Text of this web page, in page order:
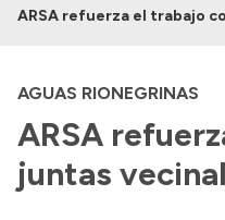
Alumnos
Docentes y
ARSA refuerza el trabajo
AGUAS RIONEGRINAS
ARSA
juntas